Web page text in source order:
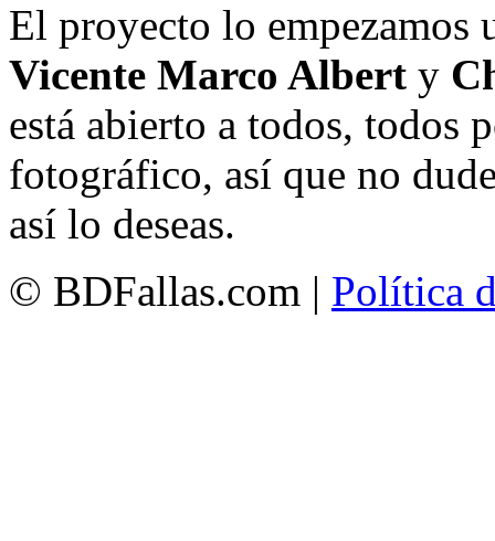
El proyecto lo empezamos
Vicente Marco Albert y
está abierto a todos, todos
fotográfico, así que no
así lo deseas.
© BDFallas.com | Política